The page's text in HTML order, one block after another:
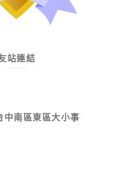
站連結
中南區東區大小事